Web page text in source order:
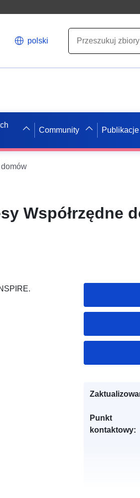
polski
Community Publikacje
domów
Współrzędne
Punkt
kontaktowy: